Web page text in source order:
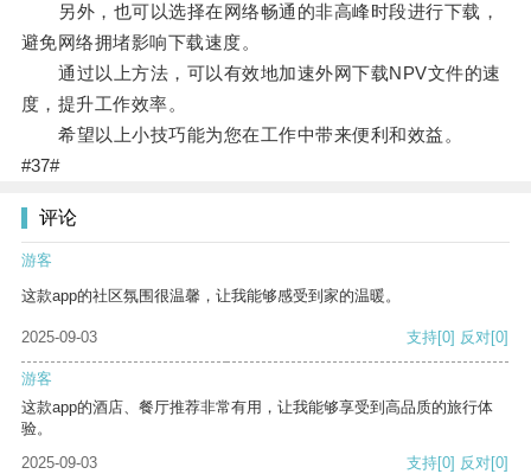
另外，也可以选择在网络畅通的非高峰时段进行下载，
避免网络拥堵影响下载速度。
通过以上方法，可以有效地加速外网下载NPV文件的速
度，提升工作效率。
希望以上小技巧能为您在工作中带来便利和效益。
#37#
评论
游客
这款app的社区氛围很温馨，让我能够感受到家的温暖。
2025-09-03 支持[0] 反对[0]
游客
这款app的酒店、餐厅推荐非常有用，让我能够享受到高品质的旅行体
验。
2025-09-03
支持[0] 反对[0]